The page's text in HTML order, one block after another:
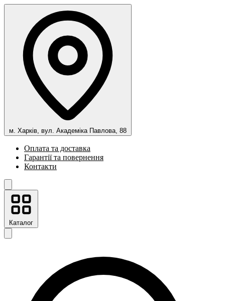
м. Харків, вул. Академіка Павлова, 88
Оплата та доставка
Гарантії та повернення
Контакти
Каталог